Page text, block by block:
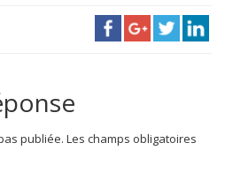
publiée. Les champs obligatoires